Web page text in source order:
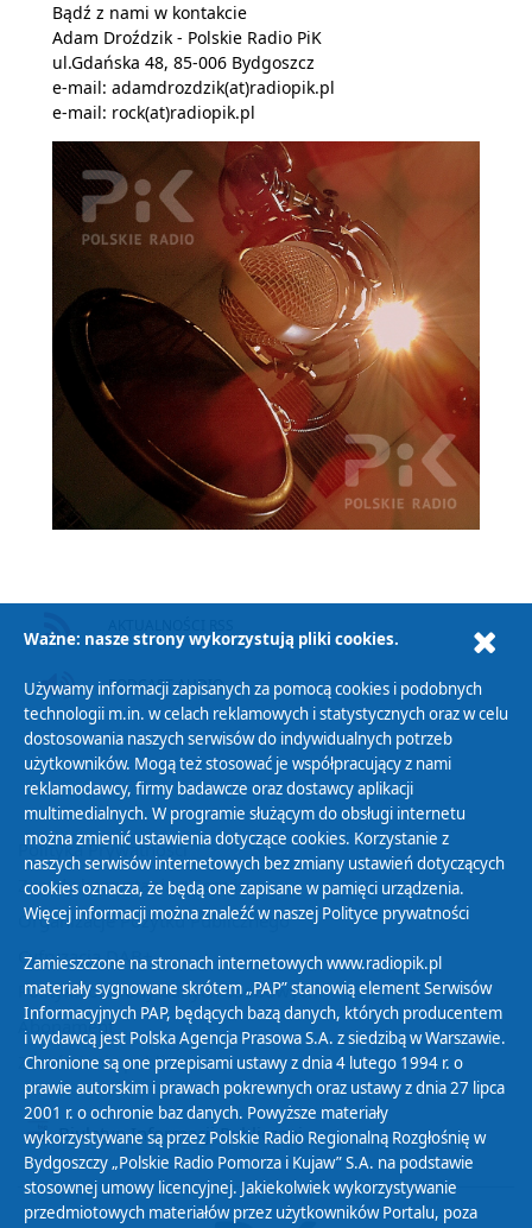
Bądź z nami w kontakcie
Adam Droździk - Polskie Radio PiK
ul.Gdańska 48, 85-006 Bydgoszcz
e-mail: adamdrozdzik(at)radiopik.pl
e-mail: rock(at)radiopik.pl
PODCAST AUDIO
Polityka Prywatności
Zasady korzystania z Serwisu
Organizacje Pożytku Publicznego
Cyfryzacja DAB+
Polityka ochrony danych osobowych
Abonament
Zamówienia publiczne
Biuletyn Informacji Publicznej
Ważne: nasze strony wykorzystują pliki cookies.
Używamy informacji zapisanych za pomocą cookies i podobnych
technologii m.in. w celach reklamowych i statystycznych oraz w celu
dostosowania naszych serwisów do indywidualnych potrzeb
użytkowników. Mogą też stosować je współpracujący z nami
reklamodawcy, firmy badawcze oraz dostawcy aplikacji
multimedialnych. W programie służącym do obsługi internetu
można zmienić ustawienia dotyczące cookies. Korzystanie z
naszych serwisów internetowych bez zmiany ustawień dotyczących
cookies oznacza, że będą one zapisane w pamięci urządzenia.
Więcej informacji można znaleźć w naszej Polityce prywatności
Zamieszczone na stronach internetowych www.radiopik.pl
materiały sygnowane skrótem „PAP” stanowią element Serwisów
Informacyjnych PAP, będących bazą danych, których producentem
i wydawcą jest Polska Agencja Prasowa S.A. z siedzibą w Warszawie.
Chronione są one przepisami ustawy z dnia 4 lutego 1994 r. o
prawie autorskim i prawach pokrewnych oraz ustawy z dnia 27 lipca
2001 r. o ochronie baz danych. Powyższe materiały
wykorzystywane są przez Polskie Radio Regionalną Rozgłośnię w
Bydgoszczy „Polskie Radio Pomorza i Kujaw” S.A. na podstawie
stosownej umowy licencyjnej. Jakiekolwiek wykorzystywanie
przedmiotowych materiałów przez użytkowników Portalu, poza